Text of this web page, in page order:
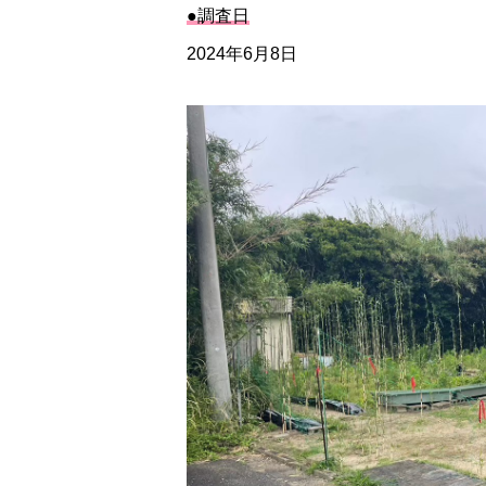
●調査日
2024年6月8日